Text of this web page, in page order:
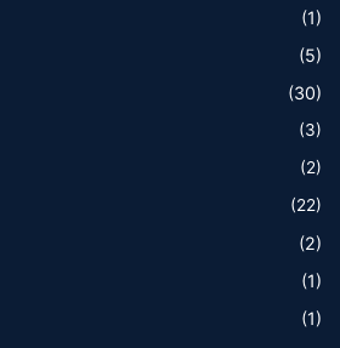
(1)
(5)
(30)
(3)
(2)
(22)
(2)
(1)
(1)